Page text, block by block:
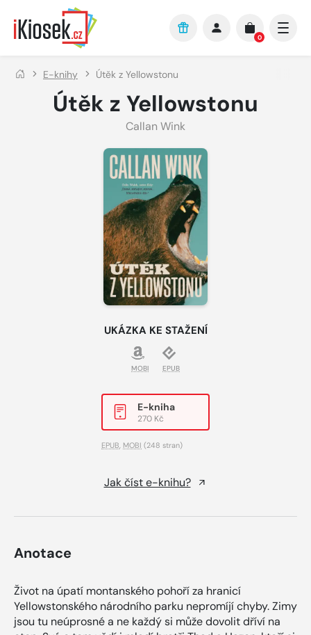
Přejít na hlavní obsah
0
E-knihy Útěk z Yellowstonu
Útěk z Yellowstonu
Callan Wink
UKÁZKA KE STAŽENÍ
MOBI EPUB
E-kniha
270 Kč
EPUB MOBI (248 stran)
Jak číst e-knihu?
Anotace
Život na úpatí montanského pohoří za hranicí
Yellowstonského národního parku nepromíjí chyby. Zimy
jsou tu neúprosné a ne každý si může dovolit dříví na